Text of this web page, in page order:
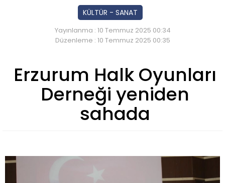
KÜLTÜR - SANAT
Yayınlanma : 10 Temmuz 2025 00:34
Düzenleme : 10 Temmuz 2025 00:35
Erzurum Halk Oyunları
Derneği yeniden
sahada